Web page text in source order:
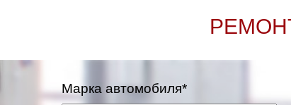
Марка автомобиля*